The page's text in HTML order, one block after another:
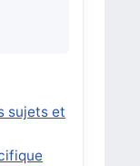
sujets et